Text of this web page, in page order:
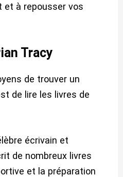
et à repousser vos
Tracy
de trouver un
de lire les livres de
écrivain et
de nombreux livres
et la préparation